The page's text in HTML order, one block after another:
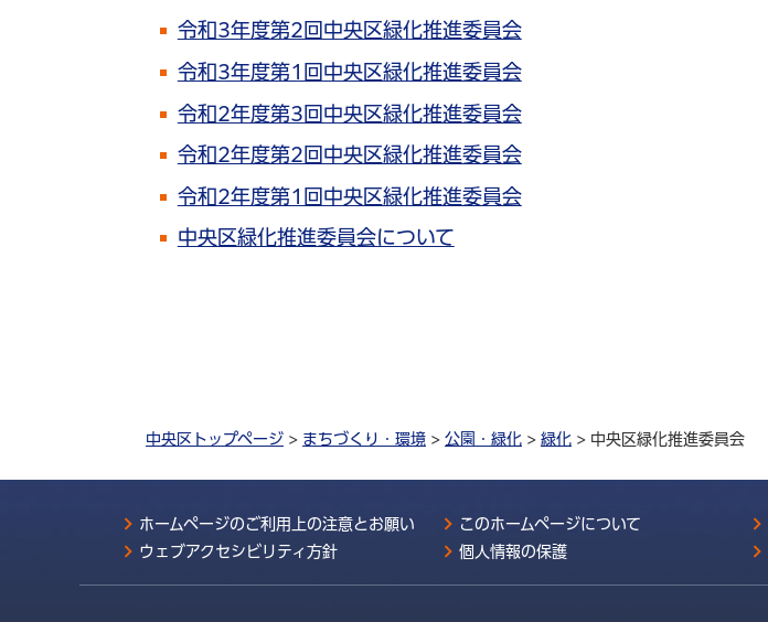
令和3年度第2回中央区緑化推進委員会
令和3年度第1回中央区緑化推進委員会
令和2年度第3回中央区緑化推進委員会
令和2年度第2回中央区緑化推進委員会
令和2年度第1回中央区緑化推進委員会
中央区緑化推進委員会について
中央区トップページ > まちづくり・環境 > 公園・緑化 > 緑化 > 中央区緑化推進委員会
ホームページのご利用上の注意とお願い このホームページについて
ウェブアクセシビリティ方針
個人情報の保護